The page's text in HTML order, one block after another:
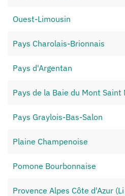
Ouest-Limousin
Pays Charolais-Brionnais
Pays d'Argentan
Pays de la Baie du Mont Saint
Pays Graylois-Bas-Salon
Plaine Champenoise
Pomone Bourbonnaise
Provence Alpes Côte d'Azur